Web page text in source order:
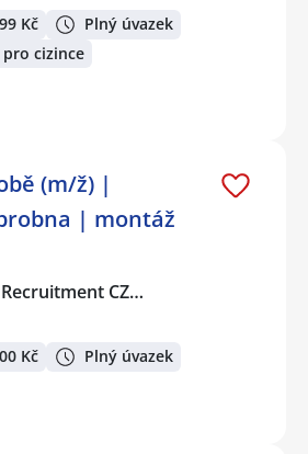
Kč
Plný úvazek
cizince
(m/ž) |
| montáž
CZ…
Kč Plný úvazek